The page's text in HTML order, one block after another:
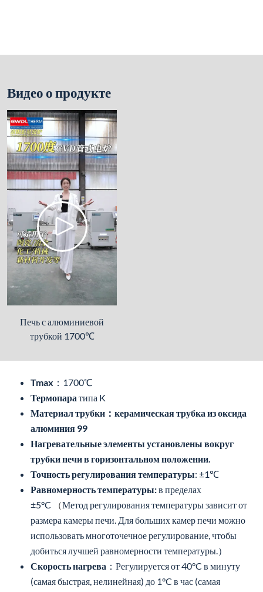
Видео о продукте
Печь с алюминиевой
трубкой 1700℃
Tmax ：1700℃
Термопара типа K
Материал трубки：керамическая трубка из оксида
алюминия 99
Нагревательные элементы установлены вокруг
трубки печи в горизонтальном положении.
Точность регулирования температуры: ±1℃
Равномерность температуры:в пределах
±5°C
（Метод регулирования температуры зависит от
размера камеры печи. Для больших камер печи можно
использовать многоточечное регулирование, чтобы
добиться лучшей равномерности температуры.）
Скорость нагрева ：Регулируется от 40°C в минуту
(самая быстрая, нелинейная) до 1°C в час (самая